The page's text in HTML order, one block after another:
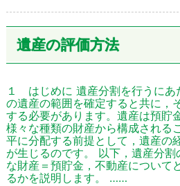
遺産の評価方法
１ はじめに 遺産分割を行うにあ
の遺産の範囲を確定すると共に，
する必要があります。遺産は預貯
様々な種類の財産から構成される
平に分配する前提として，遺産の
が生じるのです。 以下，遺産分
な財産＝預貯金，不動産について
るかを説明します。 ……